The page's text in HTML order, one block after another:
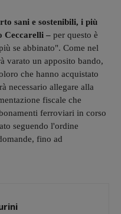
sani e sostenibili, i più
Ceccarelli – per questo è
se abbinato". Come nel
varato un apposito bando,
che hanno acquistato
necessario allegare alla
fiscale che
ferroviari in corso
seguendo l'ordine
fino ad